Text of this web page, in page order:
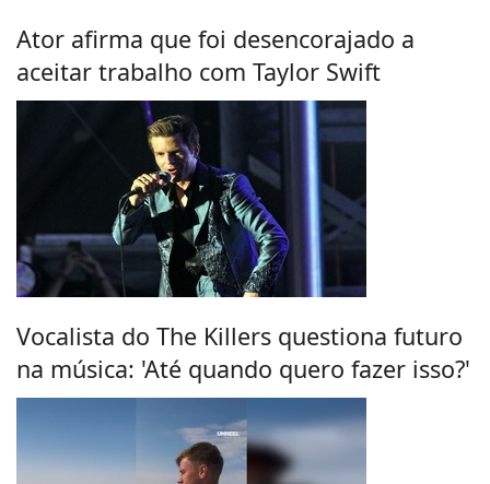
Ator afirma que foi desencorajado a
aceitar trabalho com Taylor Swift
Vocalista do The Killers questiona futuro
na música: 'Até quando quero fazer isso?'